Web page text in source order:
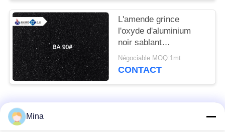
L'amende grince
l'oxyde d'aluminium
noir sablant
l'abrasif pour des
protections de
Négociable MOQ:1mt
CONTACT
Catégories populaires
Mina